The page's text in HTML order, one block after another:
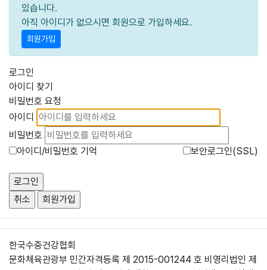
있습니다.
아직 아이디가 없으시면 회원으로 가입하세요.
회원가입
로그인
아이디 찾기
비밀번호 요청
아이디
비밀번호
아이디/비밀번호 기억
보안로그인(SSL)
한국수중건강협회
문화체육관광부 민간자격등록 제 2015-001244 호 비영리법인 제